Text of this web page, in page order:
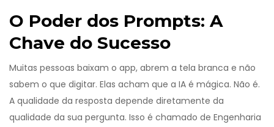
O Poder dos Prompts: A
Chave do Sucesso
Muitas pessoas baixam o app, abrem a tela branca e não
sabem o que digitar. Elas acham que a IA é mágica. Não é.
A qualidade da resposta depende diretamente da
qualidade da sua pergunta. Isso é chamado de Engenharia